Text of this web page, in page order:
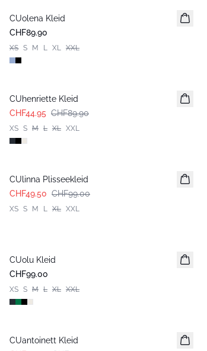
CUolena Kleid
CHF89.90
XS S M L XL XXL
CUhenriette Kleid
CHF44.95 CHF89.90
XS S M L XL XXL
CUlinna Plisseekleid
CHF49.50 CHF99.00
XS S M L XL XXL
CUolu Kleid
CHF99.00
XS S M L XL XXL
CUantoinett Kleid